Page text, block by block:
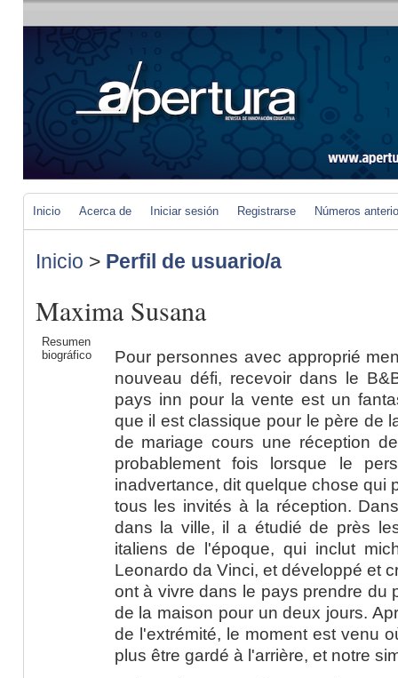
Inicio Acerca de Iniciar sesión Registrarse Números
Inicio > Perfil de usuario/a
Maxima Susana
Resumen
biográfico
Pour personnes avec approprié
nouveau défi, recevoir dans le
pays inn pour la vente est un
que il est classique pour le père de
de mariage cours une réception
probablement fois lorsque le
inadvertance, dit quelque chose qui
tous les invités à la réception.
dans la ville, il a étudié de près
italiens de l'époque, qui inclut
Leonardo da Vinci, et développé et
ont à vivre dans le pays prendre du
de la maison pour un deux jours.
de l'extrémité, le moment est venu
plus être gardé à l'arrière, et notre